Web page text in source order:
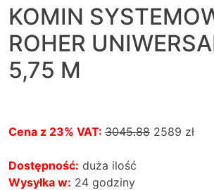
KOMIN
ROHER
5,75 M
Cena z 23% VAT: 3045.88 2589 zł
Dostępność: duża ilość
Wysyłka w: 24 godziny